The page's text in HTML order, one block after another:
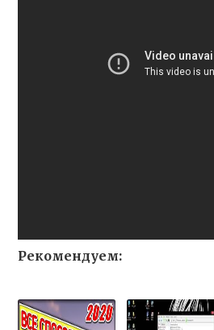
Рекомендуем: